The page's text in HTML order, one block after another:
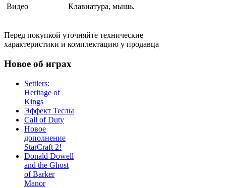
Видео Клавиатура, мышь.
Перед покупкой уточняйте технические
характеристики и комплектацию у продавца
Новое об играх
Settlers:
Heritage of
Kings
Эффект Теслы
Call of Duty
Новое
дополнение
StarCraft 2!
Donald Dowell
and the Ghost
of Barker
Manor